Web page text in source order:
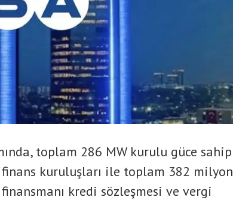
toplam 286 MW kurulu güce sahip
kuruluşları ile toplam 382 milyon
kredi sözleşmesi ve vergi